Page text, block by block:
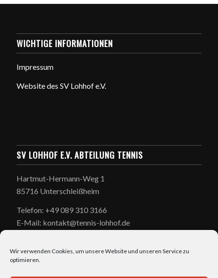
Wir verwenden Cookies, um unsere Website und unseren Service zu
optimieren.
WICHTIGE INFORMATIONEN
Impressum
Website des SV Lohhof e.V.
SV LOHHOF E.V. ABTEILUNG TENNIS
Hartmut-Hermann-Weg 1
85716 Unterschleißheim
Telefon: +49 089 310 3166
E-Mail: kontakt@tennis-lohhof.de